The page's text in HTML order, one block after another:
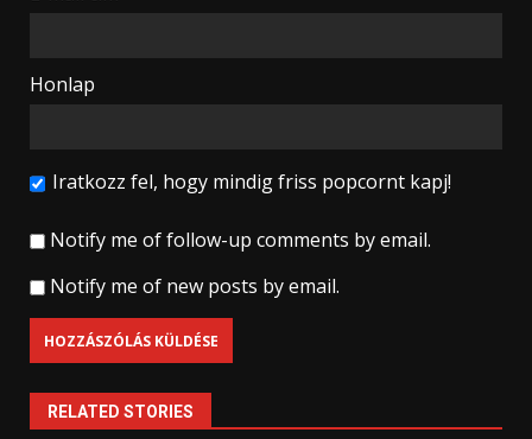
Honlap
Iratkozz fel, hogy mindig friss popcornt kapj!
Notify me of follow-up comments by email.
Notify me of new posts by email.
RELATED STORIES